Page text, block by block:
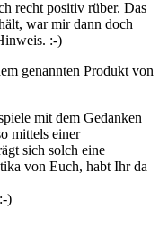
recht positiv rüber. Das
war mir dann doch
:-)
genannten Produkt von
mit dem Gedanken
mittels einer
sich solch eine
von Euch, habt Ihr da
)